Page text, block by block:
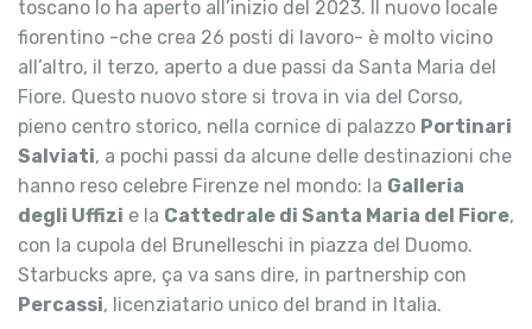
toscano lo ha aperto all’inizio del 2023. Il nuovo locale
fiorentino -che crea 26 posti di lavoro- è molto vicino
all’altro, il terzo, aperto a due passi da Santa Maria del
Fiore. Questo nuovo store si trova in via del Corso,
pieno centro storico, nella cornice di palazzo Portinari
Salviati, a pochi passi da alcune delle destinazioni che
hanno reso celebre Firenze nel mondo: la Galleria
degli Uffizi e la Cattedrale di Santa Maria del Fiore,
con la cupola del Brunelleschi in piazza del Duomo.
Starbucks apre, ça va sans dire, in partnership con
Percassi, licenziatario unico del brand in Italia.